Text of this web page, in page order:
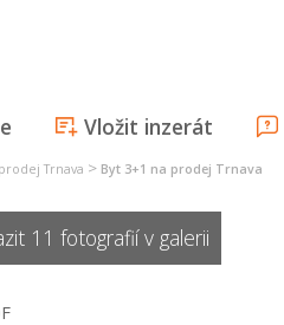
Vložit inzerát
Trnava > Byt 3+1 na prodej Trnava
11 fotografií v galerii